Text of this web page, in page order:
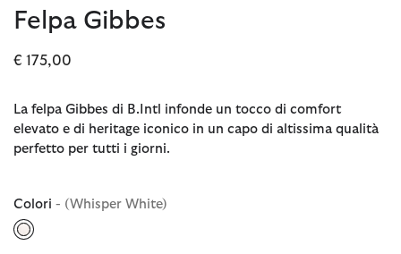
Felpa Gibbes
€ 175,00
La felpa Gibbes di B.Intl infonde un tocco di comfort
elevato e di heritage iconico in un capo di altissima qualità
perfetto per tutti i giorni.
Colori - (Whisper White)